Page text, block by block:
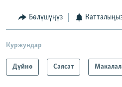
Бөлүшүңүз
Куржундар
Дүйнө Саясат